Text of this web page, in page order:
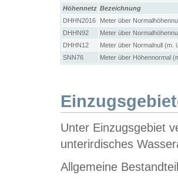
Höhennetz Bezeichnung
DHHN2016
Meter über
DHHN92
Meter über
DHHN12
Meter über Normalnull (m.
SNN76
Meter über Höhennormal
Unter Einzugsgebiet
unterirdisches
Allgemeine